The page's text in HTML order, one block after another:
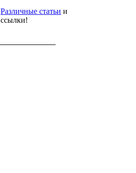
Различные статьи и
ссылки!